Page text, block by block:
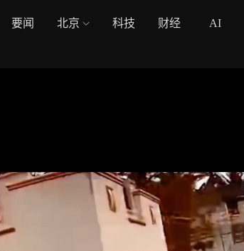
要闻 北京 科技 财经 AI